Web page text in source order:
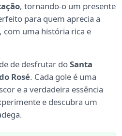
, tornando-o um presente
para quem aprecia a
, com uma história rica e
de desfrutar doSanta
Rosé. Cada gole é uma
e a verdadeira essência
e descubra um